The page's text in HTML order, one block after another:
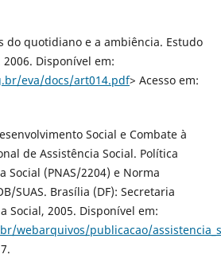
do quotidiano e a ambiência. Estudo
Disponível em:
eva/docs/art014.pdf> Acesso em:
Social e Combate à
de Assistência Social. Política
Social (PNAS/2204) e Norma
SUAS. Brasília (DF): Secretaria
Social, 2005. Disponível em:
webarquivos/publicacao/